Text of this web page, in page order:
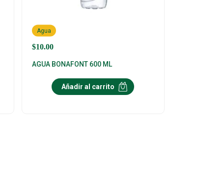
$10.00
Agua
AGUA BONAFONT 600 ML
Añadir al carrito